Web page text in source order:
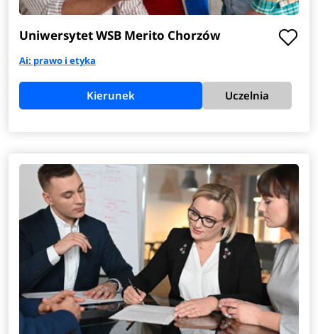
Uniwersytet WSB Merito Chorzów
Ai: prawo i etyka
Kierunek Uczelnia